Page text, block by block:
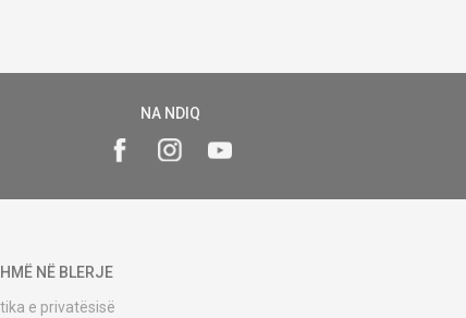
NA NDIQ
NË BLERJE
e privatësisë